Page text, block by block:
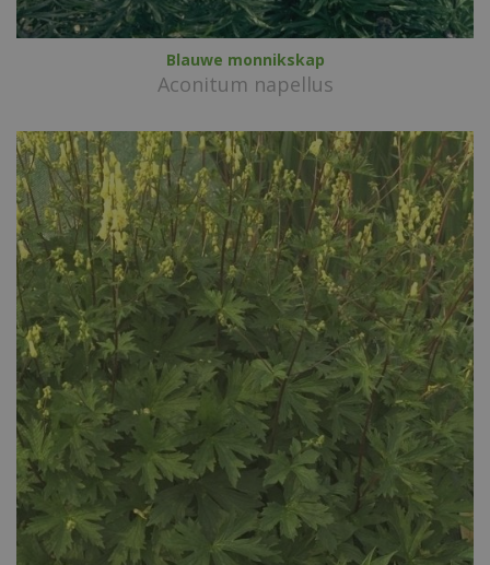
Blauwe monnikskap
Aconitum napellus